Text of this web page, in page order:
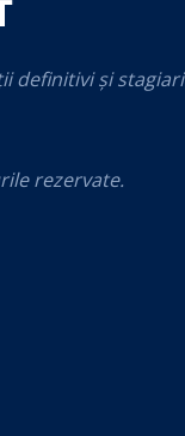
definitivi și stagiari
rezervate.